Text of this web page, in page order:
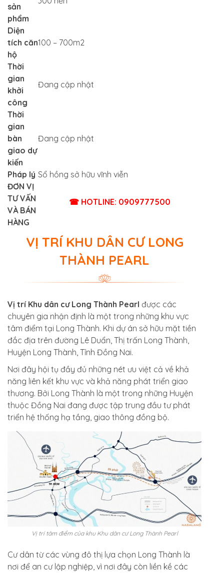
sản
phẩm
Diện
tích căn
hộ
100 – 700m2
Thời
gian
khởi
công
Đang cập nhật
Thời
gian
bàn
giao dự
kiến
Đang cập nhật
Pháp lý Sổ hồng sở hữu vĩnh viễn
ĐƠN VỊ
TƯ VẤN
VÀ BÁN
HÀNG
☎ HOTLINE: 0909777500
VỊ TRÍ KHU DÂN CƯ LONG
THÀNH PEARL
Vị trí Khu dân cư Long Thành Pearl được các
chuyên gia nhận định là một trong những khu vực
tâm điểm tại Long Thành. Khi dự án sở hữu mặt tiền
đắc địa trên đường Lê Duẩn, Thị trấn Long Thành,
Huyện Long Thành, Tỉnh Đồng Nai.
Nơi đây hội tụ đầy đủ những nét ưu việt cả về khả
năng liên kết khu vực và khả năng phát triển giao
thương. Bởi Long Thành là một trong những Huyện
thuộc Đồng Nai đang được tập trung đầu tư phát
triển hệ thống hạ tầng, giao thông đồng bộ.
Vị trí tâm điểm của khu Khu dân cư Long Thành Pearl
Cư dân từ các vùng đô thị lựa chọn Long Thành là
nơi để an cư lập nghiệp, vì nơi đây còn liền kề các